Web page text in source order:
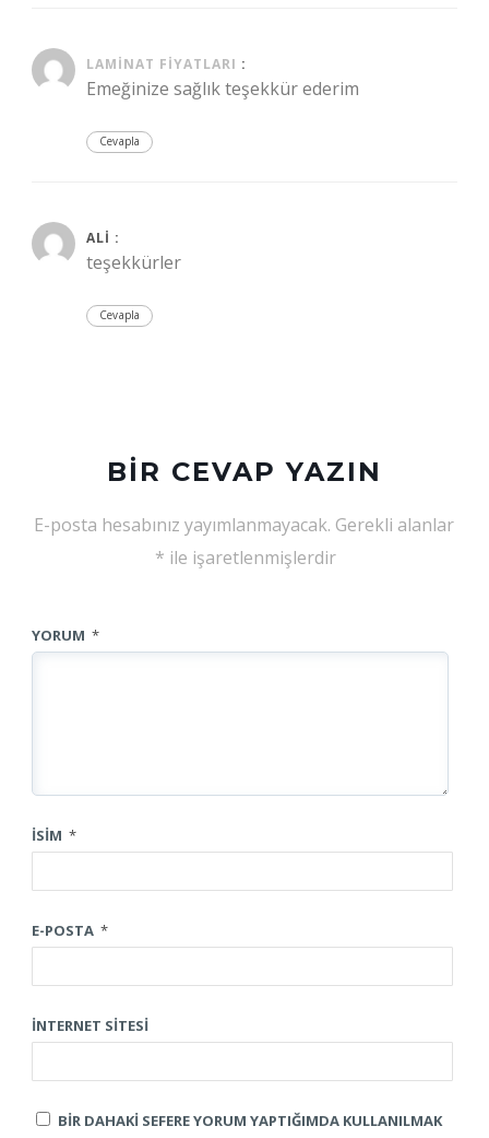
LAMINAT FIYATLARI :
Emeğinize sağlık teşekkür ederim
Cevapla
ALI :
teşekkürler
Cevapla
BIR CEVAP YAZIN
E-posta hesabınız yayımlanmayacak. Gerekli alanlar
* ile işaretlenmişlerdir
YORUM *
İSIM *
E-POSTA *
İNTERNET SITESI
BIR DAHAKI SEFERE YORUM YAPTIĞIMDA KULLANILMAK